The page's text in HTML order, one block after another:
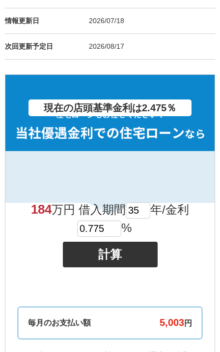
情報更新日 2026/07/18
次回更新予定日 2026/08/17
現在の店頭基準金利は2.475％
184万円 借入期間
年/金利
%
計算
毎月のお支払い額 円